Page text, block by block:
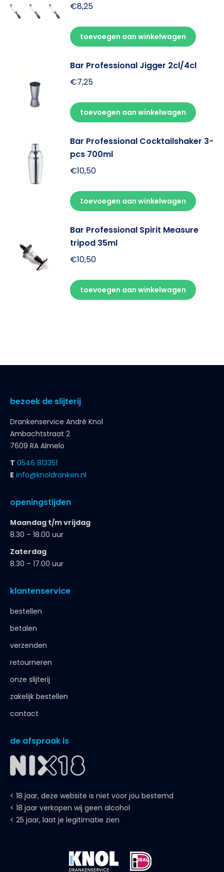
€8,25
toevoegen aan winkelwagen
Bar Professional Jigger 2cl/4cl
€7,25
toevoegen aan winkelwagen
Bar Professional Cocktailshaker 3-
pcs 700ml
€10,50
toevoegen aan winkelwagen
Bar Professional Spirit Measure
tripod 35ml
€10,50
toevoegen aan winkelwagen
bezoek de slijterij
Drankenservice André Knol
Ambachtstraat 2
7609 RA Almelo
T 0546 813351
E info@knoldranken.nl
openingstijden
Maandag t/m vrijdag
8.30 – 18.00 uur
Zaterdag
8.30 – 17.00 uur
klantenservice
bestellen
betalen
verzenden
retourneren
onze slijterij
zakelijk bestellen
contact
de afspraak is
< 18 jaar, deze website is niet voor jou bestemd
< 18 jaar verkopen wij geen alcohol
< 25 jaar, laat je legitimatie zien